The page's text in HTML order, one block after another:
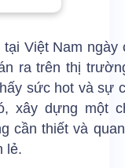
Việt Nam ngày
ra trên thị
sức hot và sự
xây dựng một
cần thiết và
lẻ.